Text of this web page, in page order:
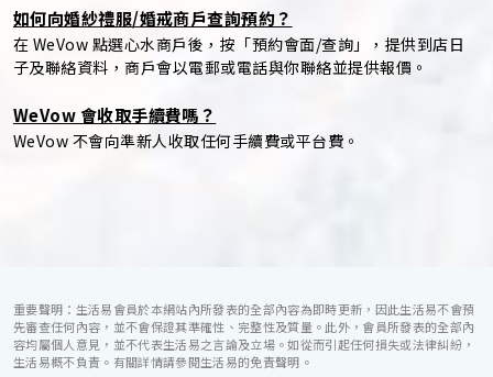
如何向婚紗禮服/婚戒商戶查詢預約？
在 WeVow 點選心水商戶後，按「預約會面/查詢」，提供到店日
子及聯絡資料，商戶會以電郵或電話與你聯絡並提供報價。
WeVow 會收取手續費嗎？
WeVow 不會向準新人收取任何手續費或平台費。
重要聲明：生活易會員於本網站內所發表的全部內容為即時更新，因此生活易不會預
先審查任何內容，並不會保證其準確性、完整性及質量。此外，會員所發表的全部內
容均屬個人意見，並不代表生活易之言論及立場。如從而引起任何損失或法律糾紛，
生活易概不負責。有關詳情請參閱生活易的免責聲明。